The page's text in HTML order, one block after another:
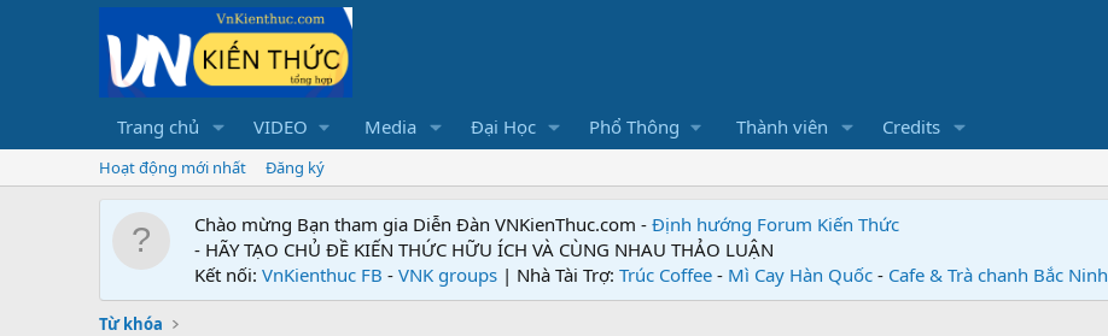
Trang chủ VIDEO Media Đại Học Phổ Thông Thành viên Credits
Hoạt động mới nhất Đăng ký
Chào mừng Bạn tham gia Diễn Đàn VNKienThuc.com - Định hướng Forum Kiến Thức
- HÃY TẠO CHỦ ĐỀ KIẾN THỨC HỮU ÍCH VÀ CÙNG NHAU THẢO LUẬN
Kết nối: VnKienthuc FB - VNK groups | Nhà Tài Trợ: Trúc Coffee - Mì Cay Hàn Quốc - Cafe & Trà chanh Bắc Ninh
Từ khóa